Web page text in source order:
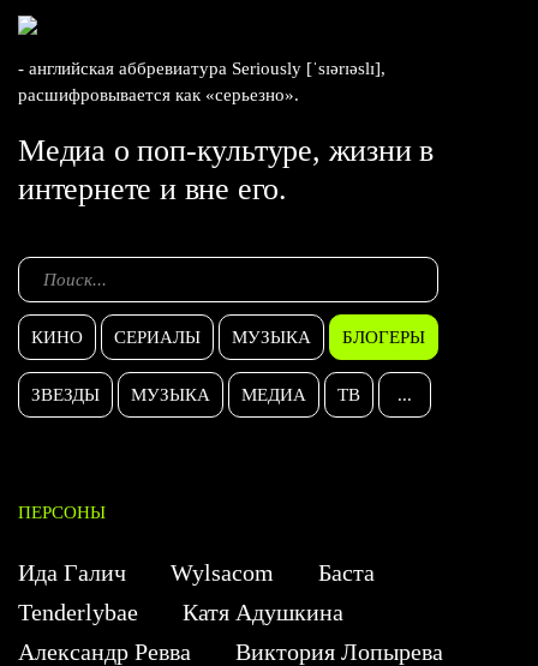
- английская аббревиатура Seriously [ˈsɪərɪəslɪ],
расшифровывается как «серьезно».
Медиа о поп-культуре, жизни в
интернете и вне его.
КИНО СЕРИАЛЫ МУЗЫКА БЛОГЕРЫ
ЗВЕЗДЫ МУЗЫКА МЕДИА ТВ ...
ПЕРСОНЫ
Ида Галич Wylsacom
Баста
Tenderlybae
Катя Адушкина
Александр Ревва
Виктория Лопырева